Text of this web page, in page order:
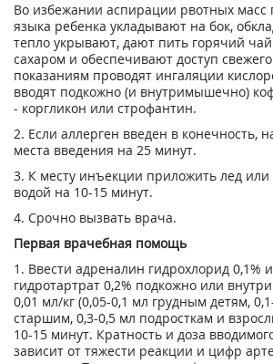
Во избежании аспирации рвотных масс
языка ребенка укладывают на бок,
тепло укрывают, дают пить горячий
сахаром и обеспечивают доступ
показаниям проводят ингаляции
вводят подкожно (и внутримышечно)
- коргликон или строфантин.
2. Если аллерген введен в конечность,
места введения на 25 минут.
3. К месту инъекции приложить лед или
водой на 10-15 минут.
4. Срочно вызвать врача.
Первая врачебная помощь
1. Ввести адреналин гидрохлорид 0,1%
гидротартрат 0,2% подкожно или
0,01 мл/кг (0,05-0,1 мл грудным детям,
старшим, 0,3-0,5 мл подросткам и
10-15 минут. Кратность и доза
зависит от тяжести реакции и цифр